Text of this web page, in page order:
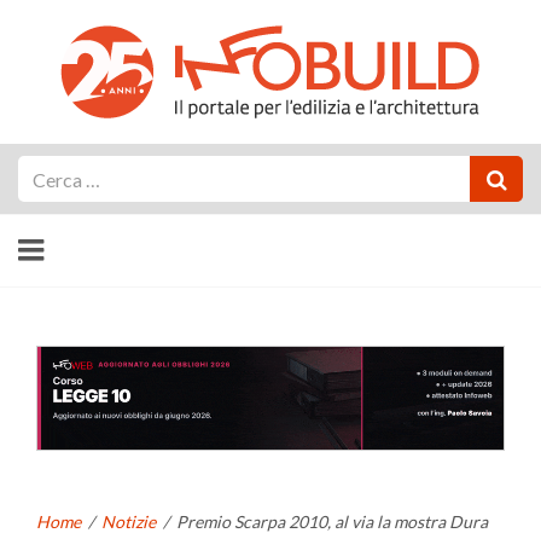
Home / Notizie / Premio Scarpa 2010, al via la mostra Dura